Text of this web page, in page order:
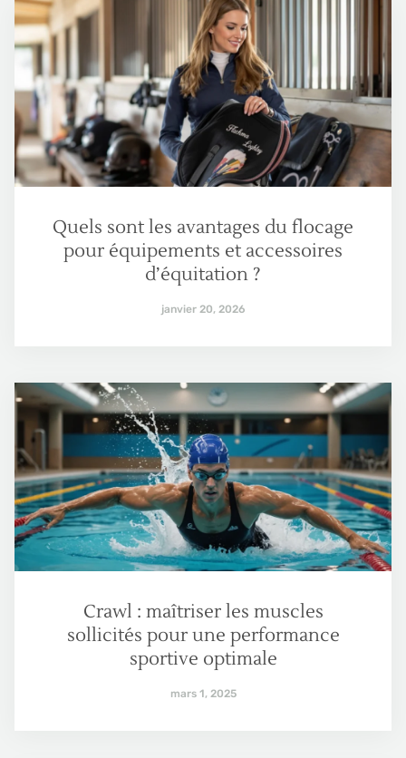
Quels sont les avantages du flocage
pour équipements et accessoires
d’équitation ?
janvier 20, 2026
Crawl : maîtriser les muscles
sollicités pour une performance
sportive optimale
mars 1, 2025